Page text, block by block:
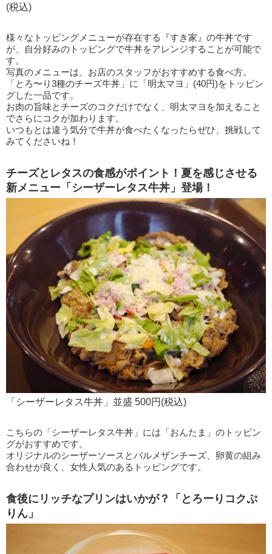
(税込)
様々なトッピングメニューが存在する『すき家』の牛丼です
が、自分好みのトッピングで牛丼をアレンジすることが可能で
す。
写真のメニューは、お店のスタッフがおすすめする食べ方。
「とろ〜り3種のチーズ牛丼」に「明太マヨ」(40円)をトッピン
グした一品です。
お肉の旨味とチーズのコクだけでなく、明太マヨを加えること
でさらにコクが加わります。
いつもとは違う気分で牛丼が食べたくなったらぜひ、挑戦して
みてくださいね！
チーズとレタスの食感がポイント！夏を感じさせる
新メニュー「シーザーレタス牛丼」登場！
「シーザーレタス牛丼」並盛 500円(税込)
こちらの「シーザーレタス牛丼」には「おんたま」のトッピン
グがおすすめです。
オリジナルのシーザーソースとパルメザンチーズ、卵黄の組み
合わせが良く、女性人気のあるトッピングです。
食後にリッチなプリンはいかが？「とろーりコクぷ
りん」